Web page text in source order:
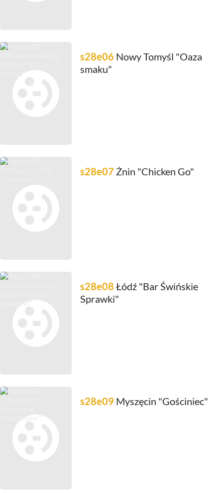
s28e06 Nowy Tomyśl "Oaza
smaku"
s28e07 Żnin "Chicken Go"
s28e08 Łódź "Bar Świńskie
Sprawki"
s28e09 Myszęcin "Gościniec"